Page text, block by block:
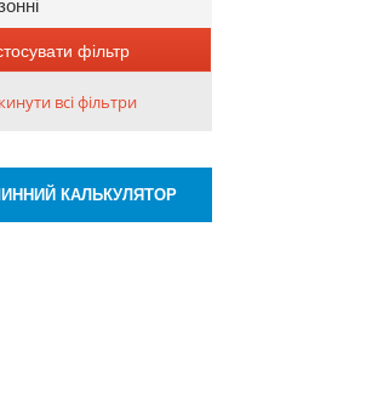
фільтр
всі фільтри
КАЛЬКУЛЯТОР